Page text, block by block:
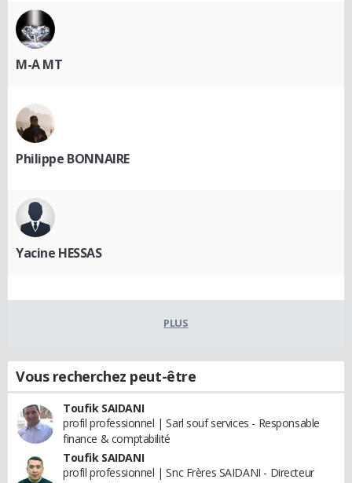
M-A MT
Philippe BONNAIRE
Yacine HESSAS
PLUS
Vous recherchez peut-être
Toufik SAIDANI
profil professionnel | Sarl souf services - Responsable
finance & comptabilité
Toufik SAIDANI
profil professionnel | Snc Frères SAIDANI - Directeur